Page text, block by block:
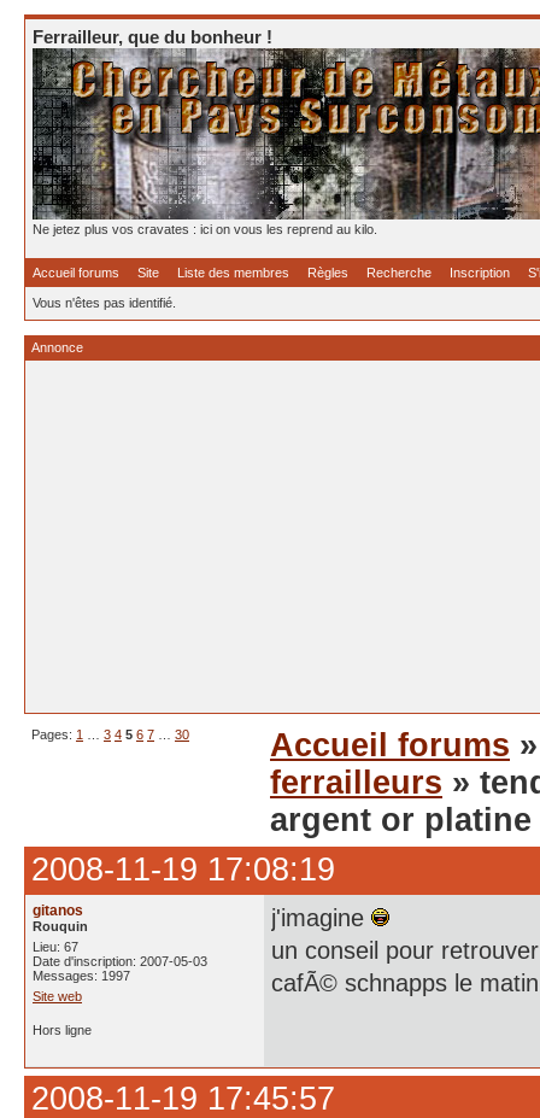
Ferrailleur, que du bonheur !
Ne jetez plus vos cravates : ici on vous les reprend au kilo.
Accueil forums Site Liste des membres Règles Recherche Inscription
Vous n'êtes pas identifié.
Annonce
Pages: 1 3 4 5 6 7 30 Accueil forums
ferrailleurs »
argent or
2008-11-19 17:08:19
gitanos
Rouquin
Lieu: 67
Date d'inscription: 2007-05-03
Messages: 1997
Site web
j'imagine
un conseil pour
cafÃ© schnapps le
Hors ligne
2008-11-19 17:45:57